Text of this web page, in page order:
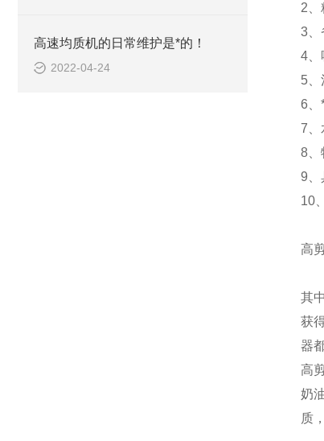
高速均质机的日常维护是*的！
2022-04-24
2
3、
4、
5、
6
7
8、
9
10
高
其中
获
器
高
奶
质